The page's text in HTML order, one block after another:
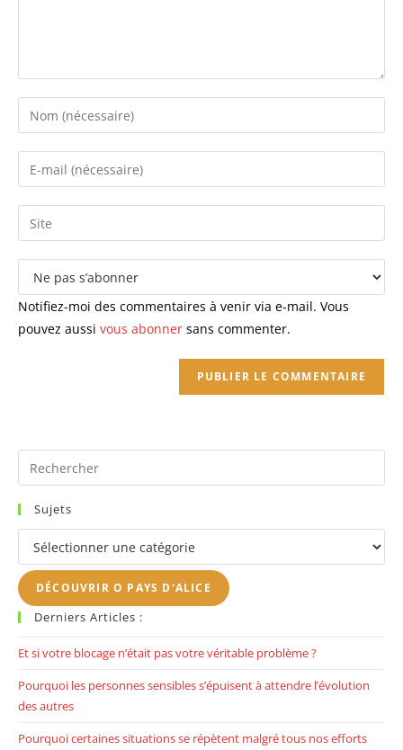
Enter
your
name
comment
Enter
your
email
address
comment
Saisir
l’URL
de
votre
site
(facultatif)
Notifiez-moi des commentaires à venir via e-mail. Vous
pouvez aussi vous abonner sans commenter.
Sujets
Sujets
DÉCOUVRIR O PAYS D'ALICE
Derniers Articles :
Et si votre blocage n’était pas votre véritable problème ?
Pourquoi les personnes sensibles s’épuisent à attendre l’évolution
des autres
Pourquoi certaines situations se répètent malgré tous nos efforts